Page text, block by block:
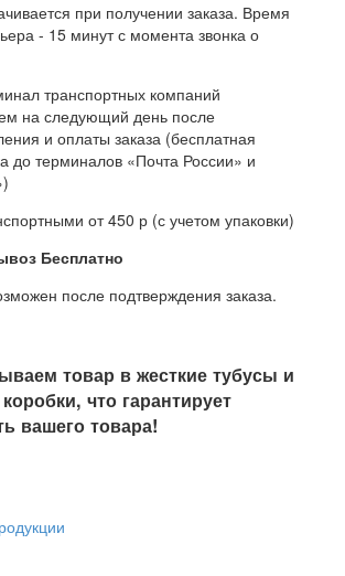
при получении заказа. Время
- 15 минут с момента звонка о
транспортных компаний
на следующий день после
и оплаты заказа (бесплатная
до терминалов «Почта России» и
от 450 р (с учетом упаковки)
Бесплатно
после подтверждения заказа.
товар в жесткие тубусы и
что гарантирует
вашего товара!